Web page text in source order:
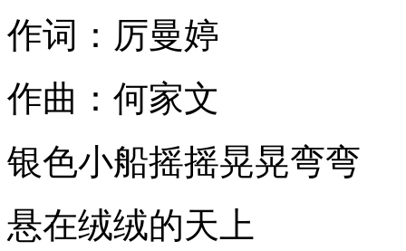
作词：厉曼婷
作曲：何家文
银色小船摇摇晃晃弯弯
悬在绒绒的天上